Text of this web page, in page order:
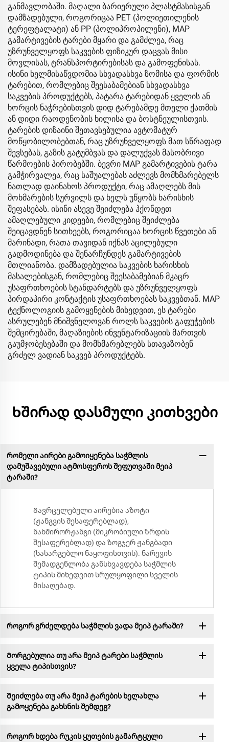
განმავლობაში. მაღალი ბარიერული პლასტმასისგან
დამზადებული, როგორიცაა PET (პოლიეთილენის
ტერეფტალატი) ან PP (პოლიპროპილენი), MAP
გამარტივების ტარები მყარი და გამძლეა, რაც
უზრუნველყოფს საკვების ფიზიკურ დაცვას მისი
მოვლისას, ტრანსპორტირებისას და გამოფენისას.
ისინი ხელმისაწვდომია სხვადასხვა ზომისა და ფორმის
ტარებით, რომლებიც შეესაბამებიან სხვადასხვა
საკვების პროდუქტებს, პატარა ტარებიდან ყველის ან
ხორცის ნაჭრებისთვის დიდ ტარებამდე მთელი ქათმის
ან დიდი რაოდენობის ხილისა და ბოსტნეულისთვის.
ტარების დიზაინი შეთავსებულია ავტომატურ
მოწყობილობებთან, რაც უზრუნველყოფს მათ სწრაფად
შევსებას, გაზის გატუმბვას და დალუქვას მასობრივი
წარმოების პირობებში. ბევრი MAP გამარტივების ტარა
გამჭირვალეა, რაც საშუალებას აძლევს მომხმარებელს
ნათლად დაინახოს პროდუქტი, რაც ამაღლებს მის
მოხმარების სურვილს და ხელს უწყობს ხარისხის
შეფასებას. ისინი ასევე შეიძლება ჰქონდეთ
ამაღლებული კიდეები, რომლებიც შეიძლება
შეიცავდნენ სითხეებს, როგორიცაა ხორცის წვეთები ან
მარინადი, რათა თავიდან იქნას აცილებული
გადმოდინება და შენარჩუნდეს გამარტივების
მთლიანობა. დამზადებულია საკვების ხარისხის
მასალებისგან, რომლებიც შეესაბამებიან მკაცრ
უსაფრთხოების სტანდარტებს და უზრუნველყოფს
პირდაპირი კონტაქტის უსაფრთხოებას საკვებთან. MAP
ტექნოლოგიის გამოყენების მიხედვით, ეს ტარები
ასრულებენ მნიშვნელოვან როლს საკვების გაფუჭების
შემცირებაში, მაღაზიების ინვენტარიზაციის მართვის
გაუმჯობესებაში და მომხმარებლებს სთავაზობენ
გრძელ ვადიან საკვებ პროდუქტებს.
Ხშირად დასმული კითხვები
Რომელი აირები გამოიყენება საჭმლის
დამუშავებული ატმოსფეროს შეფუთვაში მეიპ
ტარაში?
Გავრცელებული აირებია აზოტი
(ჟანგვის შესაფერებლად),
ნახშირორჟანგი (მიკრობიული ზრდის
შესაფერებლად) და ზოგჯერ ჟანგბადი
(სასარგებლო ნაყოფისთვის). ნარევის
შემადგენლობა განსხვავდება საჭმლის
ტიპის მიხედვით სრულყოფილი სველის
მისაღებად.
Როგორ გრძელდება საჭმლის ვადა მეიპ ტარაში?
Მორგებულია თუ არა მეიპ ტარები საჭმლის
ყველა ტიპისთვის?
Შეიძლება თუ არა მეიპ ტარების ხელახლა
გამოყენება გახსნის შემდეგ?
Როგორ ხდება რუკის ყუთების გამარტყული